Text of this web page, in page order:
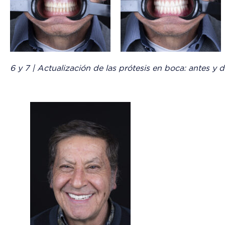
6 y 7 | Actualización de las prótesis en boca: antes y